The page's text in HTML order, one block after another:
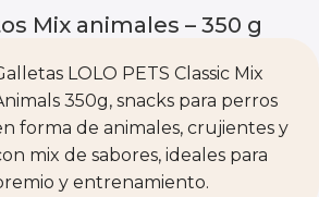
Mix animales – 350 g
LOLO PETS Classic Mix
350g, snacks para perros
forma de animales, crujientes y
mix de sabores, ideales para
y entrenamiento.